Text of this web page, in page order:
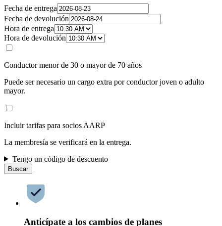
Fecha de entrega
Fecha de devolución
Hora de entrega
Hora de devolución
Conductor menor de 30 o mayor de 70 años
Puede ser necesario un cargo extra por conductor joven o adulto
mayor.
Incluir tarifas para socios AARP
La membresía se verificará en la entrega.
Tengo un código de descuento
Buscar
Anticípate a los cambios de planes